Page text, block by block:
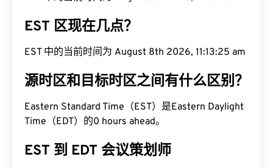
EST 区现在几点？
EST 中的当前时间为 August 8th 2026, 11:13:26 am
源时区和目标时区之间有什么区别？
Eastern Standard Time（EST）是Eastern Daylight
Time（EDT）的0 hours ahead。
EST 到 EDT 会议策划师